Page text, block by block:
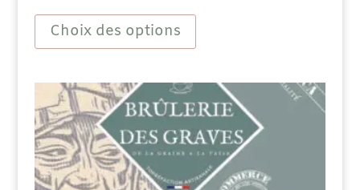
à
50,50 €
Choix des options
produit
plusieurs
options
peuvent
être
choisies
sur
la
page
du